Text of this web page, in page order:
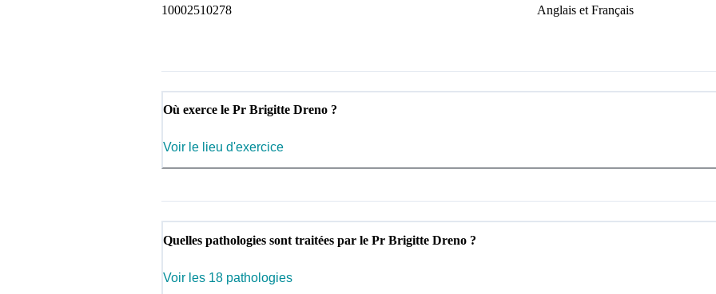
10002510278 Anglais et Français
Où exerce le Pr Brigitte Dreno ?
Voir le lieu d'exercice
Quelles pathologies sont traitées par le Pr Brigitte Dreno ?
Voir les 18 pathologies